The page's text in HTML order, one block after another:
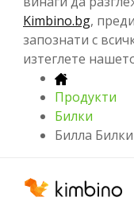
Kimbino.bg,
запознати с
изтеглете
Продукти
Билки
Билла Билки